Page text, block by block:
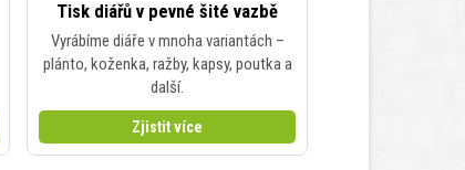
Tisk diářů v pevné šité vazbě
Vyrábíme diáře v mnoha variantách –
plánto, koženka, ražby, kapsy, poutka a
další.
Zjistit více